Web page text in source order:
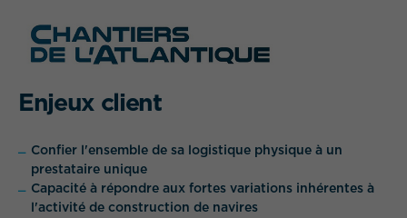
Enjeux client
Confier l'ensemble de sa logistique physique à un
prestataire unique
Capacité à répondre aux fortes variations inhérentes à
l'activité de construction de navires